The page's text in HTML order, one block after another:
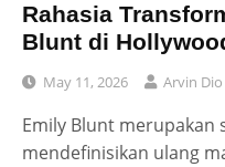
Rahasia
Blunt di
May 11, 2026 Arvin Dio
Emily Blunt merupakan
mendefinisikan ulang